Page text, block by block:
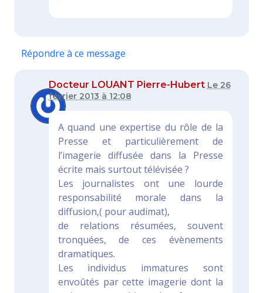
Répondre à ce message
Docteur LOUANT Pierre-Hubert Le 26
février 2013 à 12:08
A quand une expertise du rôle de la
Presse et particulièrement de
l’imagerie diffusée dans la Presse
écrite mais surtout télévisée ?
Les journalistes ont une lourde
responsabilité morale dans la
diffusion,( pour audimat),
de relations résumées, souvent
tronquées, de ces évènements
dramatiques.
Les individus immatures sont
envoûtés par cette imagerie dont la